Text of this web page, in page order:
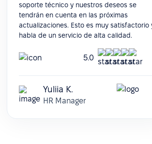
soporte técnico y nuestros deseos se
tendrán en cuenta en las próximas
actualizaciones. Esto es muy satisfactorio
habla de un servicio de alta calidad.
5.0
Yuliia K.
HR Manager